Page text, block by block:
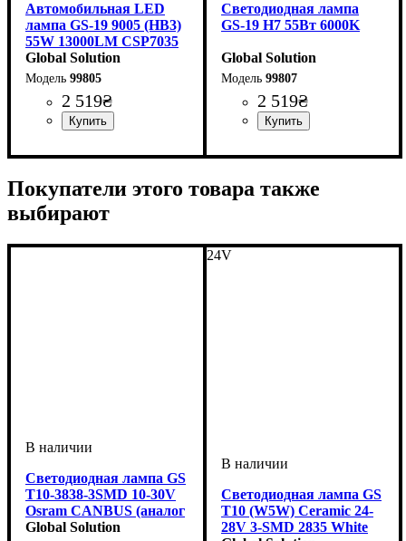
Автомобильная LED
лампа GS-19 9005 (HB3)
55W 13000LM CSP7035
CANBUS (Комплект 2
шт)
Global Solution
99805
2 519₴
7035CSP
12 SMD
13000Lm
шт.
Светодиодная лампа
GS-19 H7 55Вт 6000K
Global Solution
99807
2 519₴
13000Lm
6000 K
шт.
Покупатели этого товара также
выбирают
Светодиодная лампа GS
T10-3838-3SMD 10-30V
Osram CANBUS (аналог
W5W) Белая | gs.kh.ua
Global Solution
24V
Светодиодная лампа GS
T10 (W5W) Ceramic 24-
28V 3-SMD 2835 White